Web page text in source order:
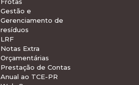
Gestão e
Gerenciamento de
resíduos
LRF
Notas Extra
Orçamentárias
Prestação de Contas
Anual ao TCE-PR